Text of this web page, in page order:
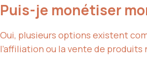
Puis-je monétiser
Oui, plusieurs options existent
l’affiliation ou la vente de produits